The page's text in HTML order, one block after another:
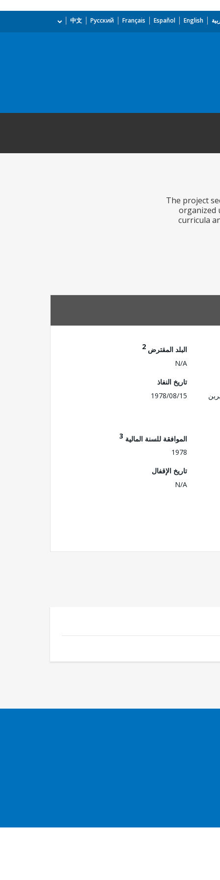
English
Español
Français
Русский
中文
The project
organized
curricula
البلد المقترض 2
N/A
تاريخ النفاذ
1978/08/15
الموافقة للسنة المالية 3
1978
تاريخ الإقفال
N/A